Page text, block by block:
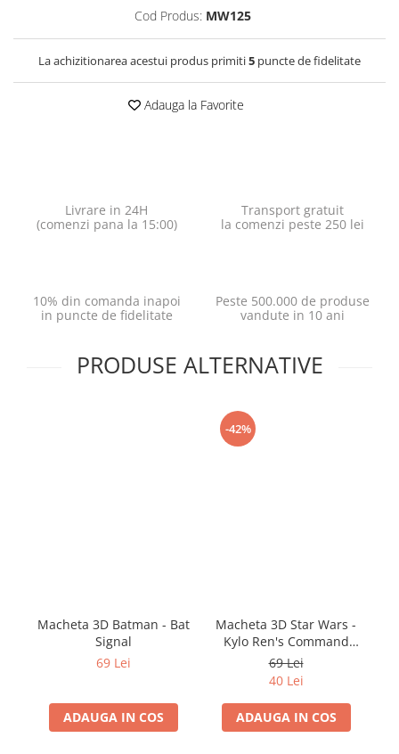
Cod Produs: MW125
La achizitionarea acestui produs primiti5 puncte de fidelitate
Adauga la Favorite
Livrare in 24H
(comenzi pana la 15:00)
Transport gratuit
la comenzi peste 250 lei
10% din comanda inapoi
in puncte de fidelitate
Peste 500.000 de produse
vandute in 10 ani
PRODUSE ALTERNATIVE
Macheta 3D Batman - Bat
Signal
69 Lei
ADAUGA IN COS
-42%
Macheta 3D Star Wars -
Kylo Ren's Command
Shuttle
69 Lei
40 Lei
ADAUGA IN COS